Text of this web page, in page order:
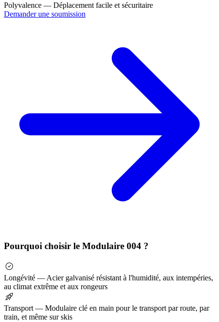
Polyvalence — Déplacement facile et sécuritaire
Demander une soumission
Pourquoi choisir le Modulaire 004 ?
Longévité — Acier galvanisé résistant à l'humidité, aux intempéries,
au climat extrême et aux rongeurs
Transport — Modulaire clé en main pour le transport par route, par
train, et même sur skis